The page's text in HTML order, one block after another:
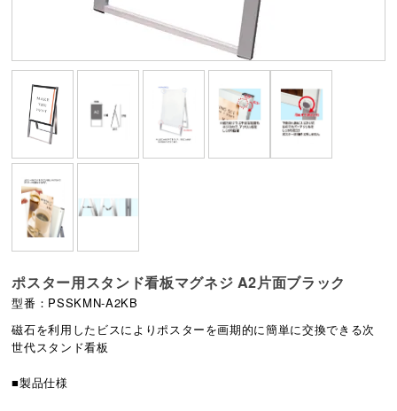
ポスター用スタンド看板マグネジ A2片面ブラック
型番：PSSKMN-A2KB
磁石を利用したビスによりポスターを画期的に簡単に交換できる次
世代スタンド看板
■製品仕様